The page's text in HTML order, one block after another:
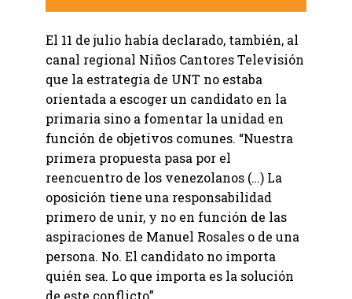
El 11 de julio había declarado, también, al
canal regional Niños Cantores Televisión
que la estrategia de UNT no estaba
orientada a escoger un candidato en la
primaria sino a fomentar la unidad en
función de objetivos comunes. “Nuestra
primera propuesta pasa por el
reencuentro de los venezolanos (…) La
oposición tiene una responsabilidad
primero de unir, y no en función de las
aspiraciones de Manuel Rosales o de una
persona. No. El candidato no importa
quién sea. Lo que importa es la solución
de este conflicto”.